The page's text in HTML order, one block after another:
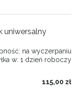
uniwersalny
na wyczerpaniu
w: 1 dzień roboczy
115,00 zł